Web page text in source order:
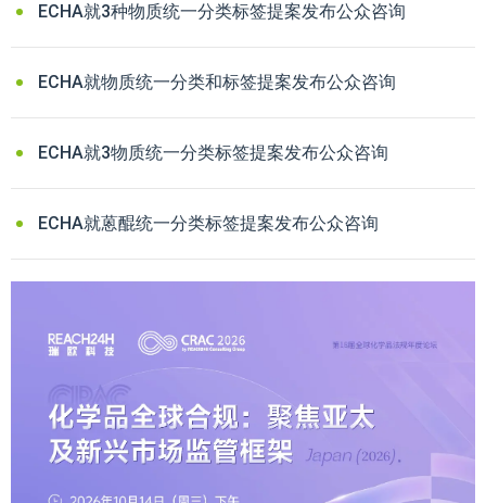
ECHA就3种物质统一分类标签提案发布公众咨询
ECHA就物质统一分类和标签提案发布公众咨询
ECHA就3物质统一分类标签提案发布公众咨询
ECHA就蒽醌统一分类标签提案发布公众咨询